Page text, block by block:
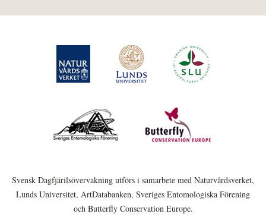
Svensk Dagfjärilsövervakning utförs i samarbete med Naturvårdsverket,
Lunds Universitet, ArtDatabanken, Sveriges Entomologiska Förening
och Butterfly Conservation Europe.